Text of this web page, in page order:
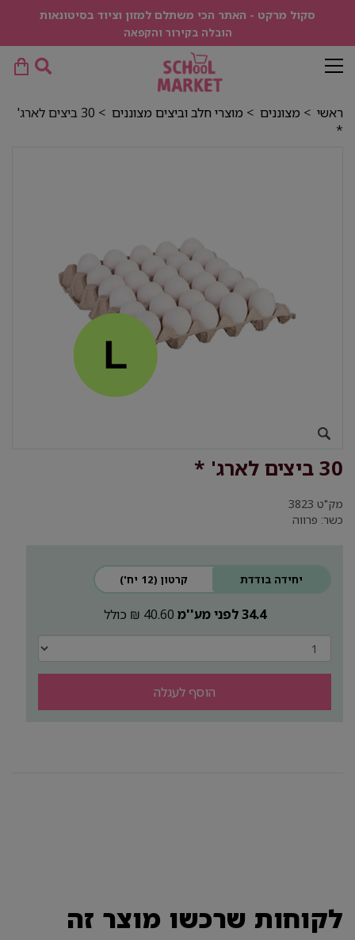
סקול מרקט - האתר הכי משתלם למזון וציוד בסיטונאות
הובלה בקירור והקפאה
ראשי > מצוננים > מוצרי חלב וביצים מצוננים
> 30 ביצים לארג'
*
30 ביצים לארג' *
מק"ט 3823
כשר: פרווה
יחידה בודדת קרטון (12 יח')
34.4 לפני מע''מ 40.60 ₪ כולל
הוסף לעגלה
לקוחות שרכשו מוצר זה